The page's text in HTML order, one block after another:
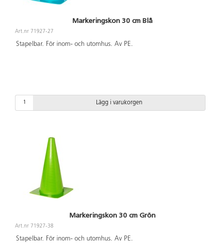
Markeringskon 30 cm Blå
Art.nr 71927-27
Stapelbar. För inom- och utomhus. Av PE.
Lägg i varukorgen
Markeringskon 30 cm Grön
Art.nr 71927-38
Stapelbar. För inom- och utomhus. Av PE.